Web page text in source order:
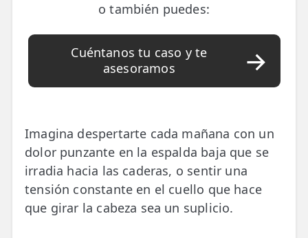
🔍 Buscador Clínicas
📍 Barrio del Pilar
📍 Chamberí - Centro
📍 Carabanchel - Usera
📍 Bravo Murillo
📍 Getafe
o también puedes:
Cuéntanos tu caso y te
asesoramos
Imagina despertarte cada mañana con un
dolor punzante en la espalda baja que se
irradia hacia las caderas, o sentir una
tensión constante en el cuello que hace
que girar la cabeza sea un suplicio.